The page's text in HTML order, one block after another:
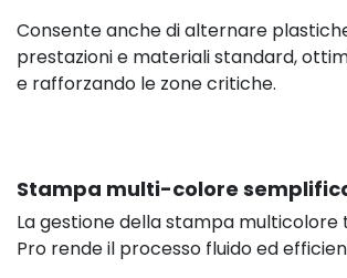
Consente anche di alternare
prestazioni e materiali standard,
e rafforzando le zone critiche.
Stampa multi-colore
La gestione della stampa multicolore
Pro rende il processo fluido ed